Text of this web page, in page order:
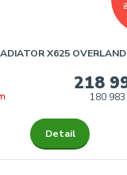
X625
218
180
Detail